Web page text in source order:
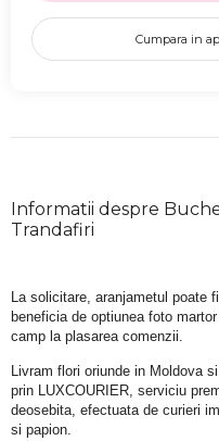
Cumpara in
Informatii despre
Trandafiri
La solicitare, aranjametul poate
beneficia de optiunea foto
camp la plasarea comenzii.
Livram flori oriunde in Moldova
prin LUXCOURIER, serviciu
deosebita, efectuata de curieri
si papion.